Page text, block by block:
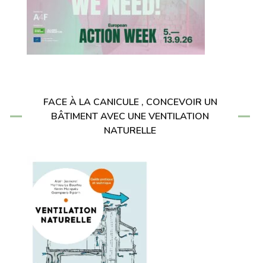
FACE À LA CANICULE , CONCEVOIR UN
BÂTIMENT AVEC UNE VENTILATION
NATURELLE